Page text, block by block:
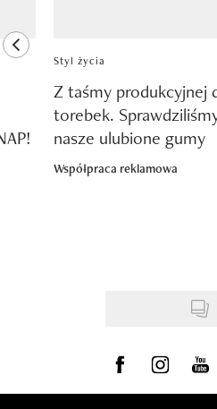
previous element
Styl życia
Z taśmy produkcyjnej
torebek.
nasze ulubione gumy
Współpraca reklamowa
Visit us on Facebook
Visit us onVisit